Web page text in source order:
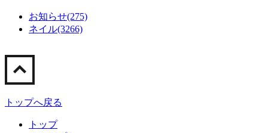
お知らせ(275)
ネイル(3266)
トップへ戻る
トップ